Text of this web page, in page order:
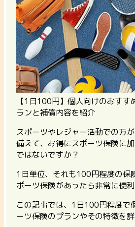
【1日100円】個人向けのおすす
ランと補償内容を紹介
スポーツやレジャー活動での万
備えて、お得にスポーツ保険に
ではないですか？
1日単位、それも100円程度の保
ポーツ保険があったら非常に便利
この記事では、1日100円程度で
ーツ保険のプランやその特徴を詳